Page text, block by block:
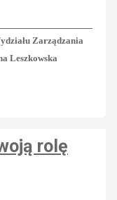
Zarządzania
Leszkowska
rolę